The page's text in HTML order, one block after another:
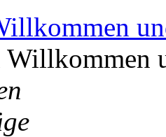
Willkommen